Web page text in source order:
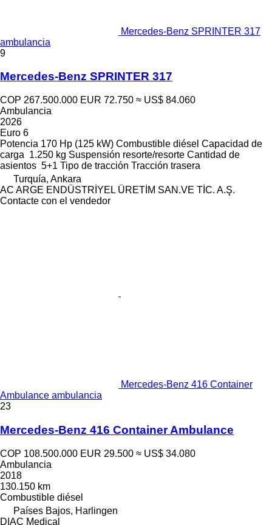
Mercedes-Benz SPRINTER 317
ambulancia
9
Mercedes-Benz SPRINTER 317
COP 267.500.000 EUR 72.750 ≈ US$ 84.060
Ambulancia
2026
Euro 6
Potencia 170 Hp (125 kW) Combustible diésel Capacidad de
carga 1.250 kg Suspensión resorte/resorte Cantidad de
asientos 5+1 Tipo de tracción Tracción trasera
Turquía, Ankara
AC ARGE ENDÜSTRİYEL ÜRETİM SAN.VE TİC. A.Ş.
Contacte con el vendedor
Mercedes-Benz 416 Container
Ambulance ambulancia
23
Mercedes-Benz 416 Container Ambulance
COP 108.500.000 EUR 29.500 ≈ US$ 34.080
Ambulancia
2018
130.150 km
Combustible diésel
Países Bajos, Harlingen
DIAC Medical